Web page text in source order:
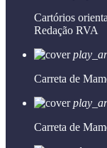
Cartórios
Redação RVA
Carreta de
Carreta de